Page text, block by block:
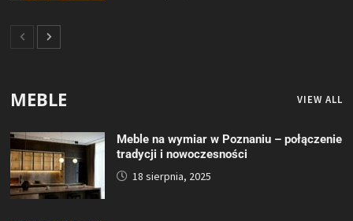
MEBLE VIEW ALL
Meble na wymiar w Poznaniu – połączenie
tradycji i nowoczesności
18 sierpnia, 2025